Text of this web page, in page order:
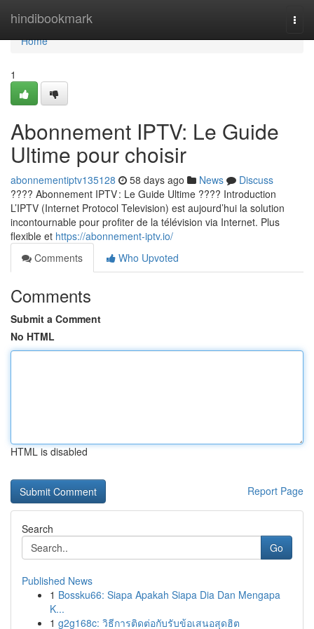
hindibookmark
Home
Home
1
Abonnement IPTV: Le Guide
Ultime pour choisir
abonnementiptv135128 58 days ago News
Discuss
???? Abonnement IPTV : Le Guide Ultime ???? Introduction
L’IPTV (Internet Protocol Television) est aujourd’hui la solution
incontournable pour profiter de la télévision via Internet. Plus
flexible et https://abonnement-iptv.io/
Comments
Who Upvoted
Comments
Submit a Comment
No HTML
HTML is disabled
Report Page
Search
Go
Published News
1 Bossku66: Siapa Apakah Siapa Dia Dan Mengapa
K...
1 g2g168c: วิธีการติดต่อกับรับข้อเสนอสุดฮิต